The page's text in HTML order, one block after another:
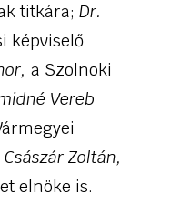
titkára; Dr.
képviselő
a Szolnoki
Vereb
Császár Zoltán,
elnöke is.